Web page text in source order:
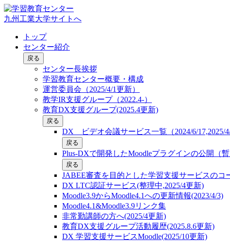
九州工業大学サイトへ
トップ
センター紹介
戻る
センター長挨拶
学習教育センター概要・構成
運営委員会（2025/4/1更新）
教学IR支援グループ（2022.4-）
教育DX支援グループ(2025.4更新)
戻る
DX ビデオ会議サービス一覧（2024/6/17,2025/
戻る
Plus-DXで開発したMoodleプラグインの公開（暫
戻る
JABEE審査を目的とした学習支援サービスのコ
DX LTC認証サービス(整理中,2025/4更新)
Moodle3.9からMoodle4.1への更新情報(2023/4/3)
Moodle4.1&Moodle3.9リンク集
非常勤講師の方へ(2025/4更新)
教育DX支援グループ活動履歴(2025.8.6更新)
DX 学習支援サービスMoodle(2025/10更新)